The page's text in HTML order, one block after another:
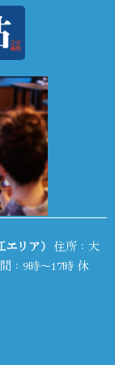
リア） 住所：大
：9時～17時 休